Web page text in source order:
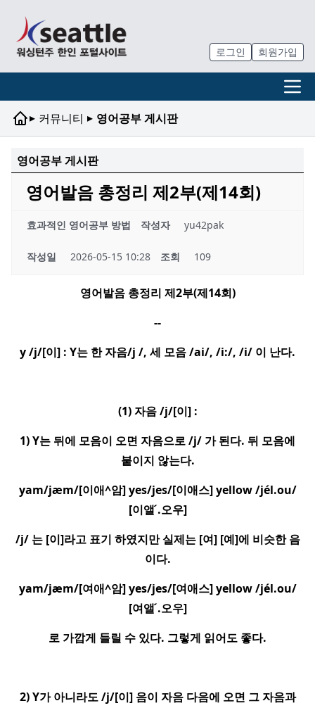
로그인 회원가입
▸ 커뮤니티 ▸ 영어공부 게시판
영어공부 게시판
영어발음 총정리 제2부(제14회)
효과적인 영어공부 방법 작성자 yu42pak
작성일 2026-05-15 10:28 조회 109
영어발음 총정리 제2부(제14회)
--
y /j/[이] : Y는 한 자음/j /, 세 모음/ai/, /i:/, /i/ 이 난다.
(1)자음/j/[이] :
1) Y는 뒤에 모음이 오면 자음으로/j/ 가 된다. 뒤 모음에
붙이지 않는다.
yam/jæm/[이애^암] yes/jes/[이애스] yellow /jel.ou/
[이앨.오우]
/j/ 는 [이]라고 표기 하였지만 실제는 [여] [예]에 비슷한 음
이다.
yam/jæm/[여애^암] yes/jes/[여애스] yellow /jel.ou/
[여앨.오우]
로 가깝게 들릴 수 있다. 그렇게 읽어도 좋다.
2) Y가 아니라도/j/[이] 음이 자음 다음에 오면 그 자음과